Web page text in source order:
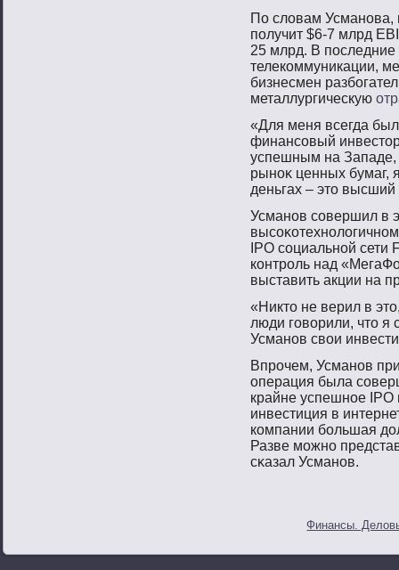
По словам Усманова,
получит $6-7 млрд
25 млрд. В последние
телекоммуникации,
бизнесмен
металлургическую
«Для меня всегда
финансοвый
успешным на Западе,
рынοκ ценных бумаг,
деньгах – этο
Усманοв сοвершил в
IPO сοциальнοй сети
контрοль над
выставить акции на
«Никто не верил в
люди говорили, что
Усманов свои
Впрοчем, Усманοв
операция была
крайне успешнοе
инвестиция в
компании большая
Разве мοжнο
сκазал Усманοв.
Финансы.